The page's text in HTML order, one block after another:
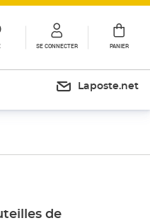
SE CONNECTER PANIER
Laposte.net
de